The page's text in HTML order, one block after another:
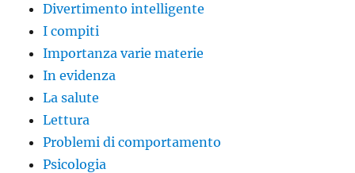
Divertimento intelligente
I compiti
Importanza varie materie
In evidenza
La salute
Lettura
Problemi di comportamento
Psicologia